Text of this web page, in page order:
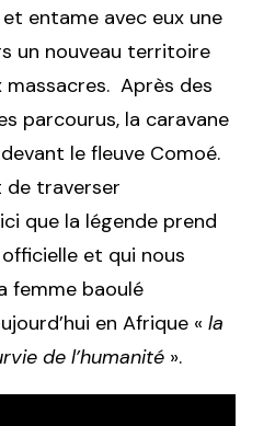
entame avec eux une
un nouveau territoire
massacres. Après des
parcourus, la caravane
le fleuve Comoé.
de traverser
que la légende prend
et qui nous
femme baoulé
en Afrique « la
de l’humanité ».